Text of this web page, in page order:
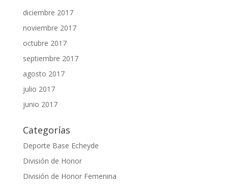
diciembre 2017
noviembre 2017
octubre 2017
septiembre 2017
agosto 2017
julio 2017
junio 2017
Categorías
Deporte Base Echeyde
División de Honor
División de Honor Femenina